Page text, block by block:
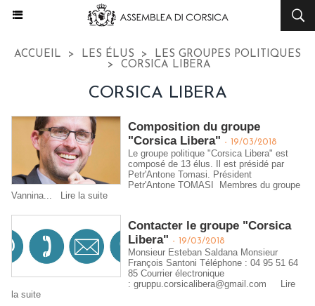
ACCUEIL > LES ÉLUS >
LES GROUPES POLITIQUES
>
CORSICA LIBERA
CORSICA LIBERA
Composition du groupe
"Corsica Libera" - 19/03/2018
Le groupe politique "Corsica Libera" est
composé de 13 élus. Il est présidé par
Petr'Antone Tomasi. Président
Petr'Antone TOMASI Membres du groupe
Vannina...
Lire la suite
Contacter le groupe "Corsica
Libera" - 19/03/2018
Monsieur Esteban Saldana Monsieur
François Santoni Téléphone : 04 95 51 64
85 Courrier électronique
: gruppu.corsicalibera@gmail.com
Lire
la suite